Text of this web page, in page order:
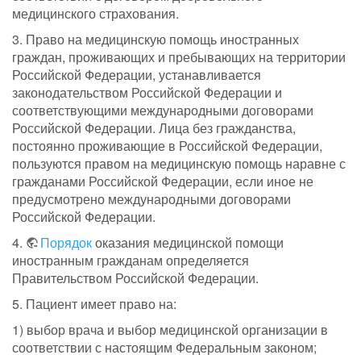
медицинского страхования.
3. Право на медицинскую помощь иностранных
граждан, проживающих и пребывающих на территории
Российской Федерации, устанавливается
законодательством Российской Федерации и
соответствующими международными договорами
Российской Федерации. Лица без гражданства,
постоянно проживающие в Российской Федерации,
пользуются правом на медицинскую помощь наравне с
гражданами Российской Федерации, если иное не
предусмотрено международными договорами
Российской Федерации.
4.
Порядококазания медицинской помощи
иностранным гражданам определяется
Правительством Российской Федерации.
5. Пациент имеет право на:
1) выбор врача и выбор медицинской организации в
соответствии с настоящим Федеральным законом;